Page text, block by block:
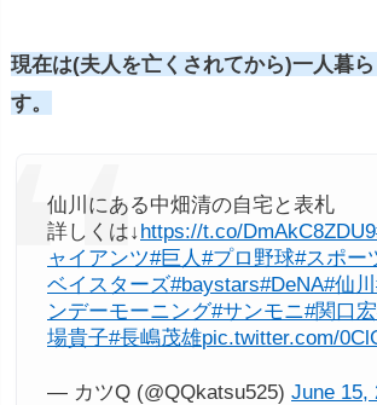
現在は(夫人を亡くされてから)一人暮
す。
仙川にある中畑清の自宅と表札
詳しくは↓https://t.co/DmAkC8ZDU9
ャイアンツ#巨人#プロ野球#スポー
ベイスターズ#baystars#DeNA#仙川
ンデーモーニング#サンモニ#関口宏
場貴子#長嶋茂雄pic.twitter.com/
— カツQ (@QQkatsu525) June 15,